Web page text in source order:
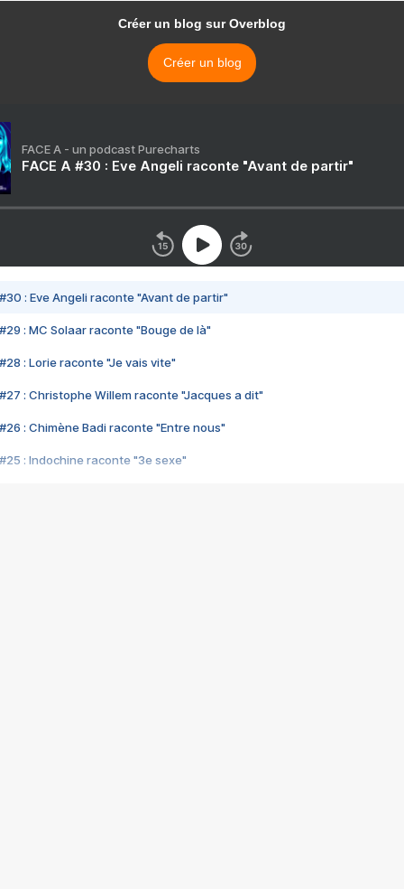
Créer un blog sur Overblog
Créer un blog
FACE A - un podcast Purecharts
FACE A #30 : Eve Angeli raconte "Avant de partir"
#30 : Eve Angeli raconte "Avant de partir"
#29 : MC Solaar raconte "Bouge de là"
#28 : Lorie raconte "Je vais vite"
#27 : Christophe Willem raconte "Jacques a dit"
#26 : Chimène Badi raconte "Entre nous"
#25 : Indochine raconte "3e sexe"